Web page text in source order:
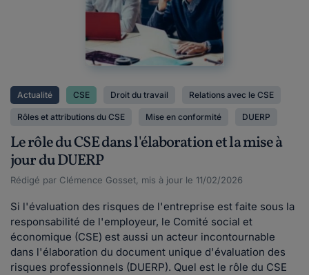
Actualité CSE Droit du travail Relations avec le CSE
Rôles et attributions du CSE Mise en conformité DUERP
Le rôle du CSE dans l'élaboration et la mise à
jour du DUERP
Rédigé par Clémence Gosset, mis à jour le 11/02/2026
Si l'évaluation des risques de l'entreprise est faite sous la
responsabilité de l'employeur, le Comité social et
économique (CSE) est aussi un acteur incontournable
dans l'élaboration du document unique d'évaluation des
risques professionnels (DUERP). Quel est le rôle du CSE